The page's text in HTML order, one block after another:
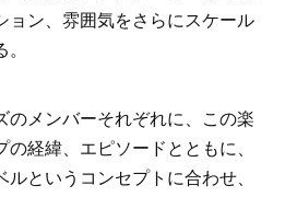
ョン、雰囲気をさらにスケール
メンバーそれぞれに、この楽
経緯、エピソードとともに、
ルというコンセプトに合わせ、